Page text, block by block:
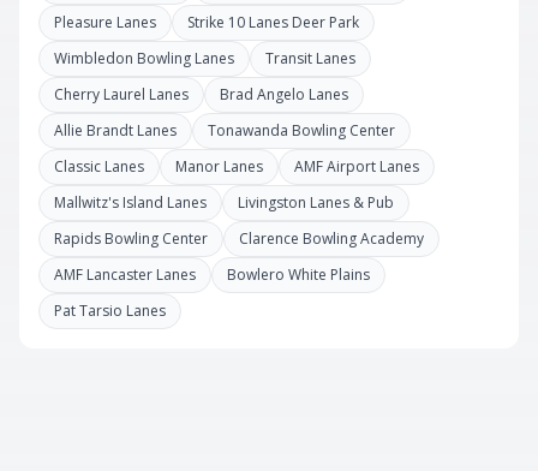
Pleasure Lanes
Strike 10 Lanes Deer Park
Wimbledon Bowling Lanes
Transit Lanes
Cherry Laurel Lanes
Brad Angelo Lanes
Allie Brandt Lanes
Tonawanda Bowling Center
Classic Lanes
Manor Lanes
AMF Airport Lanes
Mallwitz's Island Lanes
Livingston Lanes & Pub
Rapids Bowling Center
Clarence Bowling Academy
AMF Lancaster Lanes
Bowlero White Plains
Pat Tarsio Lanes